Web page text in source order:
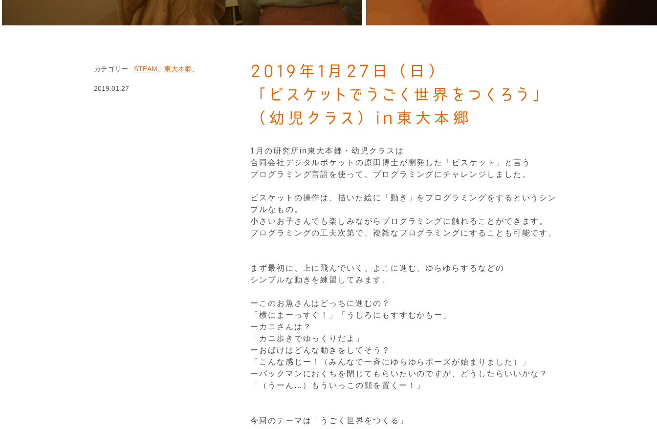
2019年1月27日（日）
「ビスケットでうごく世界をつくろう」
（幼児クラス）in東大本郷
1月の研究所in東大本郷・幼児クラスは
合同会社デジタルポケットの原田博士が開発した「ビスケット」と言う
プログラミング言語を使って、プログラミングにチャレンジしました。
ビスケットの操作は、描いた絵に「動き」をプログラミングをするというシン
プルなもの。
小さいお子さんでも楽しみながらプログラミングに触れることができます。
プログラミングの工夫次第で、複雑なプログラミングにすることも可能です。
まず最初に、上に飛んでいく、よこに進む、ゆらゆらするなどの
シンプルな動きを練習してみます。
ーこのお魚さんはどっちに進むの？
「横にまーっすぐ！」「うしろにもすすむかもー」
ーカニさんは？
「カニ歩きでゆっくりだよ」
ーおばけはどんな動きをしてそう？
「こんな感じー！（みんなで一斉にゆらゆらポーズが始まりました）」
ーパックマンにおくちを閉じてもらいたいのですが、どうしたらいいかな？
「（うーん...）もういっこの顔を置くー！」
今回のテーマは「うごく世界をつくる」
カテゴリー : STEAM 東大本郷
2019.01.27